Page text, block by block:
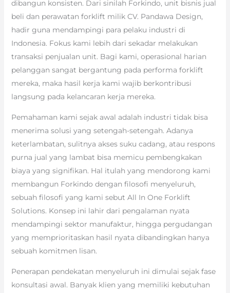
dibangun konsisten. Dari sinilah Forkindo, unit bisnis jual
beli dan perawatan forklift milik CV. Pandawa Design,
hadir guna mendampingi para pelaku industri di
Indonesia. Fokus kami lebih dari sekadar melakukan
transaksi penjualan unit. Bagi kami, operasional harian
pelanggan sangat bergantung pada performa forklift
mereka, maka hasil kerja kami wajib berkontribusi
langsung pada kelancaran kerja mereka.
Pemahaman kami sejak awal adalah industri tidak bisa
menerima solusi yang setengah-setengah. Adanya
keterlambatan, sulitnya akses suku cadang, atau respons
purna jual yang lambat bisa memicu pembengkakan
biaya yang signifikan. Hal itulah yang mendorong kami
membangun Forkindo dengan filosofi menyeluruh,
sebuah filosofi yang kami sebut All In One Forklift
Solutions. Konsep ini lahir dari pengalaman nyata
mendampingi sektor manufaktur, hingga pergudangan
yang memprioritaskan hasil nyata dibandingkan hanya
sebuah komitmen lisan.
Penerapan pendekatan menyeluruh ini dimulai sejak fase
konsultasi awal. Banyak klien yang memiliki kebutuhan